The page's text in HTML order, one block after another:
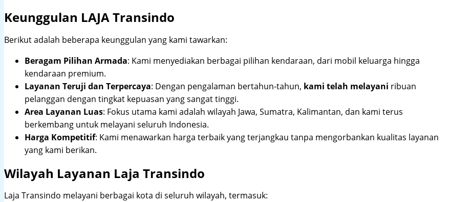
Keunggulan LAJA Transindo
Berikut adalah beberapa keunggulan yang kami tawarkan:
Beragam Pilihan Armada: Kami menyediakan berbagai pilihan kendaraan, dari mobil keluarga hingga
kendaraan premium.
Layanan Teruji dan Terpercaya: Dengan pengalaman bertahun-tahun, kami telah melayani ribuan
pelanggan dengan tingkat kepuasan yang sangat tinggi.
Area Layanan Luas: Fokus utama kami adalah wilayah Jawa, Sumatra, Kalimantan, dan kami terus
berkembang untuk melayani seluruh Indonesia.
Harga Kompetitif: Kami menawarkan harga terbaik yang terjangkau tanpa mengorbankan kualitas layanan
yang kami berikan.
Wilayah Layanan Laja Transindo
Laja Transindo melayani berbagai kota di seluruh wilayah, termasuk: